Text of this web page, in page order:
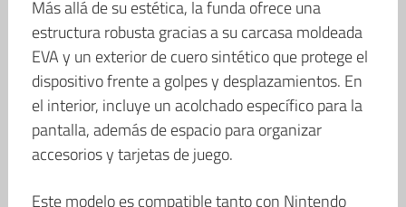
Más allá de su estética, la funda ofrece una
estructura robusta gracias a su carcasa moldeada
EVA y un exterior de cuero sintético que protege el
dispositivo frente a golpes y desplazamientos. En
el interior, incluye un acolchado específico para la
pantalla, además de espacio para organizar
accesorios y tarjetas de juego.
Este modelo es compatible tanto con Nintendo